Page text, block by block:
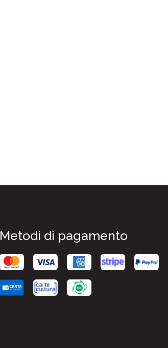
Metodi di pagamento